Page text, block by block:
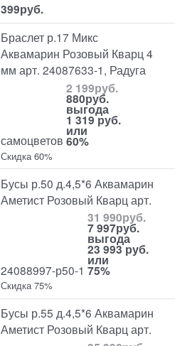
399руб.
Браслет р.17 Микс
Аквамарин Розовый Кварц 4
мм арт. 24087633-1, Радуга
самоцветов
2 199руб.
880руб.
выгода
1 319 руб.
или
60%
Скидка 60%
Бусы р.50 д.4,5*6 Аквамарин
Аметист Розовый Кварц арт.
24088997-р50-1
31 990руб.
7 997руб.
выгода
23 993 руб.
или
75%
Скидка 75%
Бусы р.55 д.4,5*6 Аквамарин
Аметист Розовый Кварц арт.